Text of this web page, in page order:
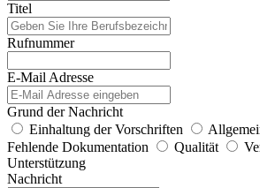
Titel
Rufnummer
E-Mail Adresse
Grund der Nachricht
Einhaltung der Vorschriften
Fehlende Dokumentation
Qualität
Unterstützung
Nachricht